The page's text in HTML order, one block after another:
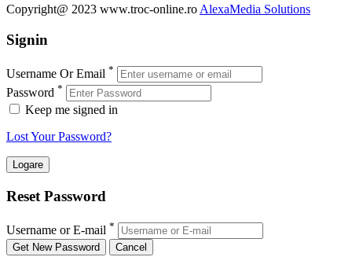
Copyright@ 2023 www.troc-online.ro AlexaMedia Solutions
Signin
Username Or Email *
Password *
Keep me signed in
Lost Your Password?
Reset Password
Username or E-mail *